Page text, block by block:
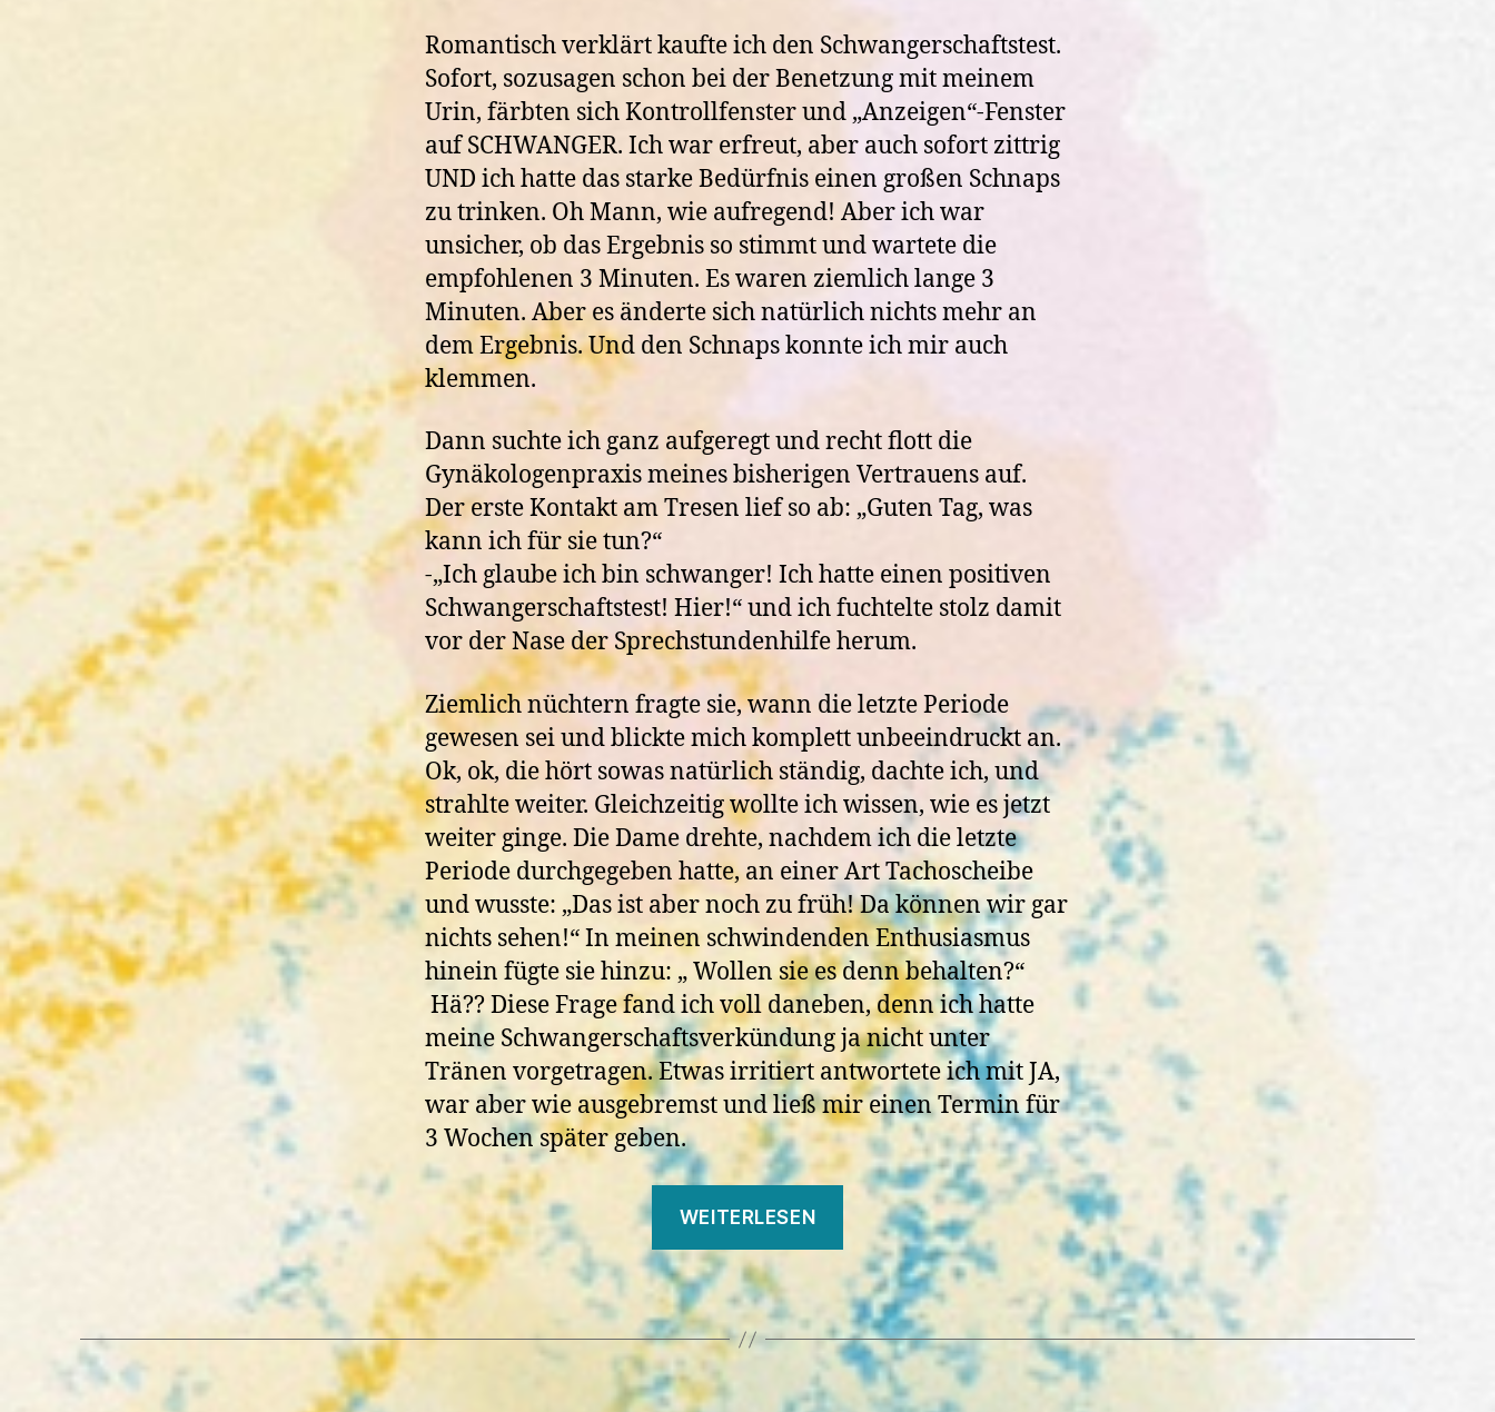
Romantisch verklärt kaufte ich den Schwangerschaftstest.
Sofort, sozusagen schon bei der Benetzung mit meinem
Urin, färbten sich Kontrollfenster und „Anzeigen“-Fenster
auf SCHWANGER. Ich war erfreut, aber auch sofort zittrig
UND ich hatte das starke Bedürfnis einen großen Schnaps
zu trinken. Oh Mann, wie aufregend! Aber ich war
unsicher, ob das Ergebnis so stimmt und wartete die
empfohlenen 3 Minuten. Es waren ziemlich lange 3
Minuten. Aber es änderte sich natürlich nichts mehr an
dem Ergebnis. Und den Schnaps konnte ich mir auch
klemmen.
Dann suchte ich ganz aufgeregt und recht flott die
Gynäkologenpraxis meines bisherigen Vertrauens auf.
Der erste Kontakt am Tresen lief so ab: „Guten Tag, was
kann ich für sie tun?“
-„Ich glaube ich bin schwanger! Ich hatte einen positiven
Schwangerschaftstest! Hier!“ und ich fuchtelte stolz damit
vor der Nase der Sprechstundenhilfe herum.
Ziemlich nüchtern fragte sie, wann die letzte Periode
gewesen sei und blickte mich komplett unbeeindruckt an.
Ok, ok, die hört sowas natürlich ständig, dachte ich, und
strahlte weiter. Gleichzeitig wollte ich wissen, wie es jetzt
weiter ginge. Die Dame drehte, nachdem ich die letzte
Periode durchgegeben hatte, an einer Art Tachoscheibe
und wusste: „Das ist aber noch zu früh! Da können wir gar
nichts sehen!“ In meinen schwindenden Enthusiasmus
hinein fügte sie hinzu: „ Wollen sie es denn behalten?“
Hä?? Diese Frage fand ich voll daneben, denn ich hatte
meine Schwangerschaftsverkündung ja nicht unter
Tränen vorgetragen. Etwas irritiert antwortete ich mit JA,
war aber wie ausgebremst und ließ mir einen Termin für
3 Wochen später geben.
WEITERLESEN
„Die
Schwangerschaft“